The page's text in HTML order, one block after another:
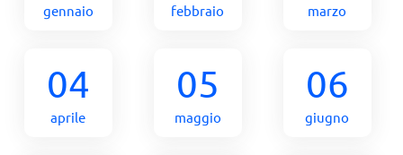
gennaio febbraio marzo
04
aprile
05
maggio
06
giugno